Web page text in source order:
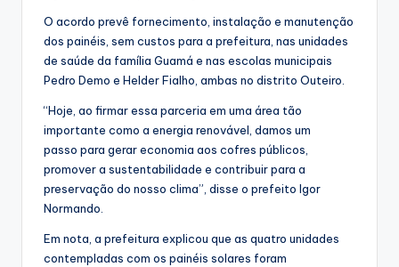
O acordo prevê fornecimento, instalação e manutenção
dos painéis, sem custos para a prefeitura, nas unidades
de saúde da família Guamá e nas escolas municipais
Pedro Demo e Helder Fialho, ambas no distrito Outeiro.
“Hoje, ao firmar essa parceria em uma área tão
importante como a energia renovável, damos um
passo para gerar economia aos cofres públicos,
promover a sustentabilidade e contribuir para a
preservação do nosso clima”, disse o prefeito Igor
Normando.
Em nota, a prefeitura explicou que as quatro unidades
contempladas com os painéis solares foram